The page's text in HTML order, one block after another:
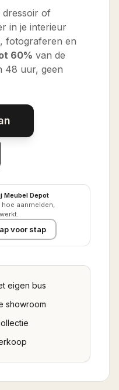
dressoir of
in je interieur
fotograferen en
60% van de
48 uur, geen
Meubel Depot
hoe aanmelden,
voor stap
eigen bus
showroom